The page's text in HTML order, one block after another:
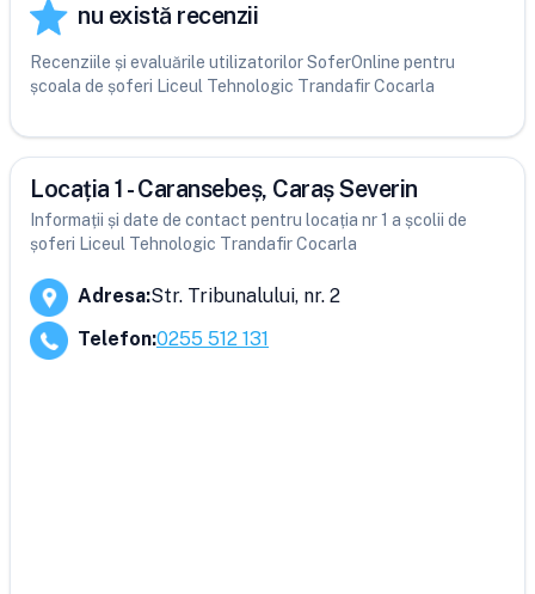
nu există recenzii
Recenziile și evaluările utilizatorilor SoferOnline pentru
școala de șoferi Liceul Tehnologic Trandafir Cocarla
Locația 1 - Caransebeș, Caraș Severin
Informații și date de contact pentru locația nr 1 a școlii de
șoferi Liceul Tehnologic Trandafir Cocarla
Adresa:Str. Tribunalului, nr. 2
Telefon:0255 512 131